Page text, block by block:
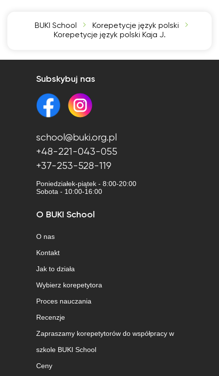
BUKI School
Korepetycje język polski
Korepetycje język polski Kaja J.
Subskybuj nas
school@buki.org.pl
+48-221-043-055
+37-253-528-119
Poniedziałek-piątek - 8:00-20:00
Sobota - 10:00-16:00
O BUKI School
O nas
Kontakt
Jak to działa
Wybierz korepetytora
Proces nauczania
Recenzje
Zapraszamy korepetytorów do współpracy w
szkole BUKI School
Ceny